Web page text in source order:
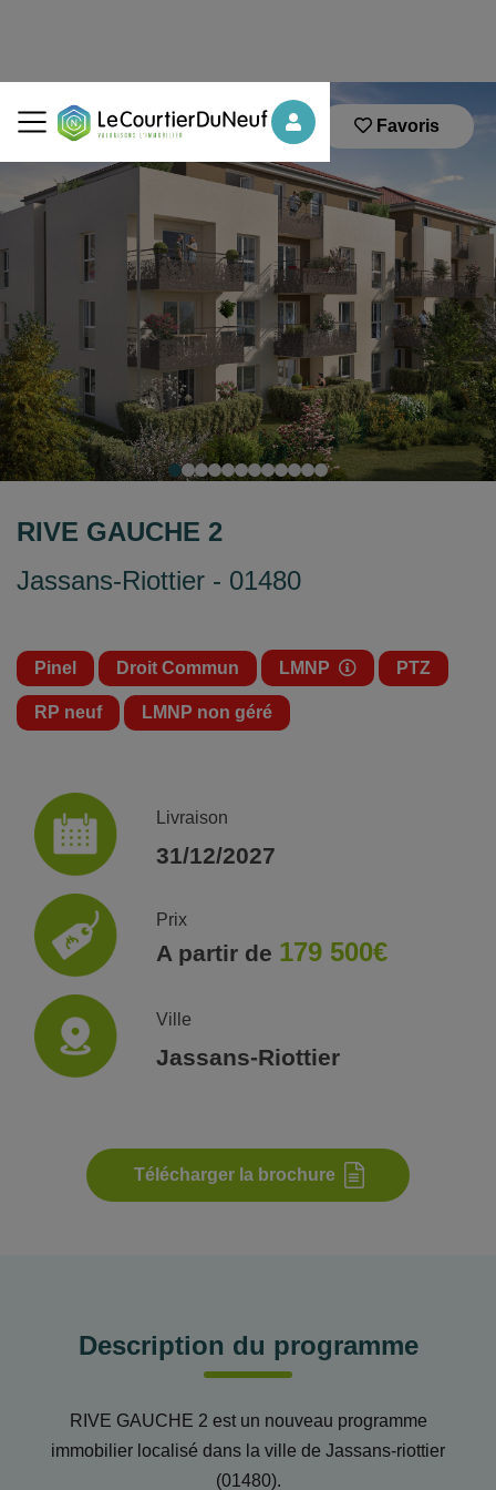
Favoris
RIVE GAUCHE 2
Jassans-Riottier - 01480
Pinel Droit Commun LMNP PTZ
RP neuf LMNP non géré
Livraison
31/12/2027
Prix
A partir de 179 500€
Ville
Jassans-Riottier
Télécharger la brochure
Description du programme
RIVE GAUCHE 2 est un nouveau programme
immobilier localisé dans la ville de Jassans-riottier
(01480).